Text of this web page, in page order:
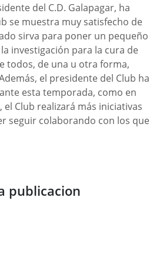
del C.D. Galapagar, ha
se muestra muy satisfecho de
sirva para poner un pequeño
investigación para la cura de
todos, de una u otra forma,
el presidente del Club ha
esta temporada, como en
Club realizará más iniciativas
seguir colaborando con los que
publicacion